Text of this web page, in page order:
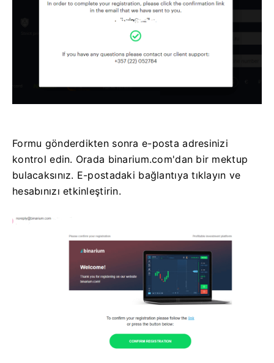
Formu gönderdikten sonra e-posta adresinizi
kontrol edin. Orada binarium.com'dan bir mektup
bulacaksınız. E-postadaki bağlantıya tıklayın ve
hesabınızı etkinleştirin.